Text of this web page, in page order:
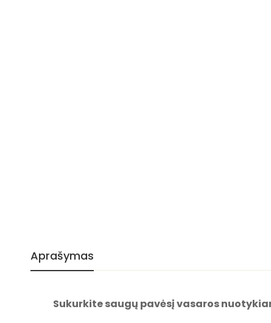
Aprašymas
Sukurkite saugų pavėsį vasaros